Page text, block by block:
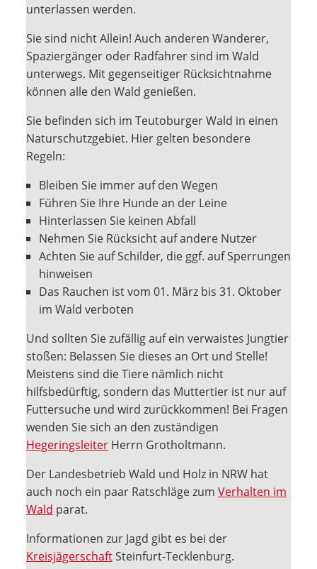
unterlassen werden.
Sie sind nicht Allein! Auch anderen Wanderer,
Spaziergänger oder Radfahrer sind im Wald
unterwegs. Mit gegenseitiger Rücksichtnahme
können alle den Wald genießen.
Sie befinden sich im Teutoburger Wald in einen
Naturschutzgebiet. Hier gelten besondere
Regeln:
Bleiben Sie immer auf den Wegen
Führen Sie Ihre Hunde an der Leine
Hinterlassen Sie keinen Abfall
Nehmen Sie Rücksicht auf andere Nutzer
Achten Sie auf Schilder, die ggf. auf Sperrungen
hinweisen
Das Rauchen ist vom 01. März bis 31. Oktober
im Wald verboten
Und sollten Sie zufällig auf ein verwaistes Jungtier
stoßen: Belassen Sie dieses an Ort und Stelle!
Meistens sind die Tiere nämlich nicht
hilfsbedürftig, sondern das Muttertier ist nur auf
Futtersuche und wird zurückkommen! Bei Fragen
wenden Sie sich an den zuständigen
HegeringsleiterHerrn Grotholtmann.
Der Landesbetrieb Wald und Holz in NRW hat
auch noch ein paar Ratschläge zum Verhalten im
Wald parat.
Informationen zur Jagd gibt es bei der
KreisjägerschaftSteinfurt-Tecklenburg.